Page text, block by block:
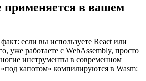
применяется в вашем
если вы используете React или
уже работаете с WebAssembly, просто
инструменты в современном
капотом» компилируются в Wasm: